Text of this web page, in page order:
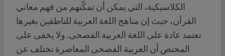
الكلاسيكية، التي يمكن أن تمكّنهم من فهم معاني
القرآن، حيث إن مناهج اللغة العربية للناطقين بغيرها
تعتمد عادة على اللغة العربية الفصحى. ولا يخفى على
المختص أن العربية الفصحى المعاصرة تختلف عن